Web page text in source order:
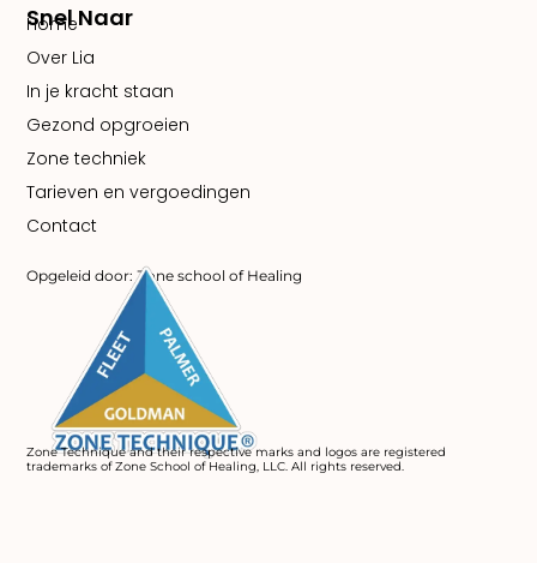
Snel Naar
Home
Over Lia
In je kracht staan
Gezond opgroeien
Zone techniek
Tarieven en vergoedingen
Contact
Opgeleid door: Zone school of Healing
Zone Technique and their respective marks and logos are registered
trademarks of Zone School of Healing, LLC. All rights reserved.